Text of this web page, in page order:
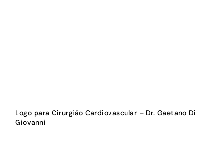
Logo para Cirurgião Cardiovascular – Dr. Gaetano Di
Giovanni